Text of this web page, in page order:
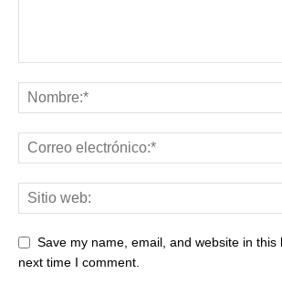
Save my name, email, and website in this
next time I comment.